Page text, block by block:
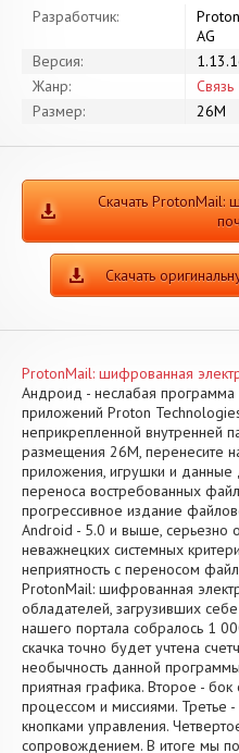
Разработчик:
AG
Версия:
Жанр:
Связь
Размер:
26M
Скачать ProtonMail:
Скачать
ProtonMail: шифрованная
Андроид - неслабая программа
приложений Proton
неприкрепленной внутренней
размещения 26M, перенесите
приложения, игрушки и
переноса востребованных
прогрессивное издание
Android - 5.0 и выше, серьезно
неважнецких системных
неприятность с переносом
ProtonMail: шифрованная
обладателей, загрузивших
нашего портала собралось 1
скачка точно будет учтена
необычность данной
приятная графика. Второе -
процессом и миссиями. Третье
кнопками управления.
сопровождением. В итоге мы